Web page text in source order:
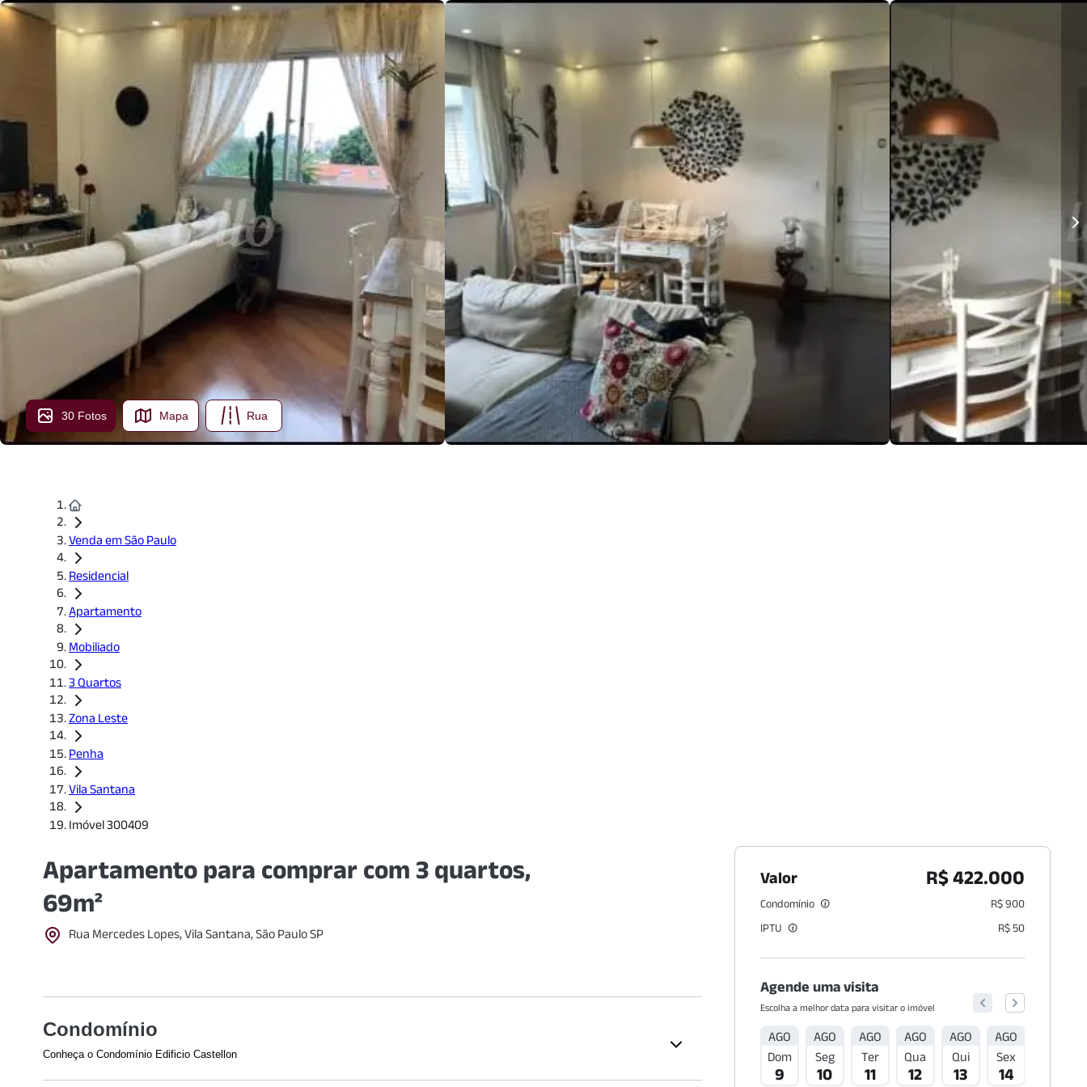
30 Fotos Mapa Rua
Venda em São Paulo
Residencial
Apartamento
Mobiliado
3 Quartos
Zona Leste
Penha
Vila Santana
Imóvel 300409
Apartamento para comprar com 3 quartos,
69m²
Rua Mercedes Lopes, Vila Santana, São Paulo SP
Condomínio
Conheça o Condomínio Edificio Castellon
Valor R$ 422.000
Condomínio
R$ 900
IPTU
R$ 50
Agende uma visita
Escolha a melhor data para visitar o imóvel
AGO
Dom
9
AGO
Seg
10
AGO
Ter
11
AGO
Qua
12
AGO
Qui
13
AGO
Sex
14